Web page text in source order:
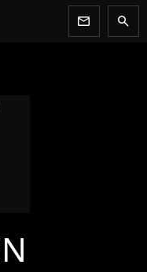
newsletter search